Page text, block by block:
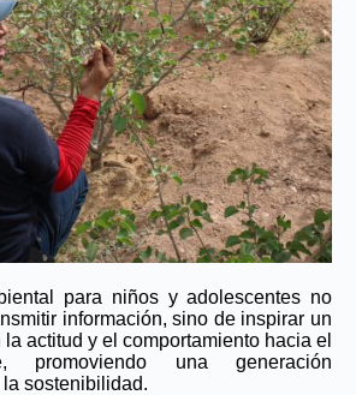
para niños y adolescentes no
información, sino de inspirar un
actitud y el comportamiento hacia el
promoviendo una generación
sostenibilidad.